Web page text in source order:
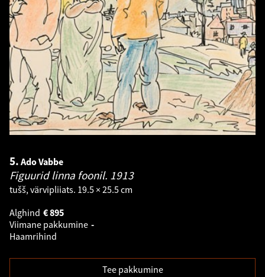
5. Ado Vabbe
Figuurid linna foonil. 1913
tušš, värvipliiats. 19.5 × 25.5 cm
Alghind
895
€
Viimane pakkumine -
Haamrihind
Tee pakkumine